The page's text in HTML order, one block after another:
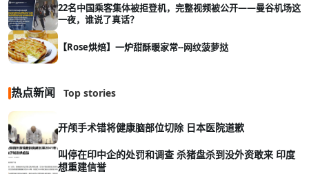
22名中国乘客集体被拒登机，完整视频被公开——曼谷机场这
一夜，谁说了真话？
【Rose烘焙】一炉甜酥暖家常--网纹菠萝挞
热点新闻 Top stories
开颅手术错将健康脑部位切除 日本医院道歉
叫停在印中企的处罚和调查 杀猪盘杀到没外资敢来 印度
想重建信誉